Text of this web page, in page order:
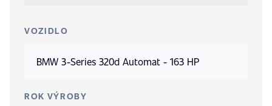
VOZIDLO
ROK VÝROBY